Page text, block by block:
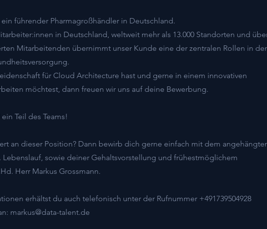
führender Pharmagroßhändler in Deutschland.
in Deutschland, weltweit mehr als 13.000 Standorten und
Mitarbeitenden übernimmt unser Kunde eine der zentralen Rollen in der
für Cloud Architecture hast und gerne in einem innovativen
möchtest, dann freuen wir uns auf deine Bewerbung.
Teil des Teams!
an dieser Position? Dann bewirb dich gerne einfach mit dem
Lebenslauf, sowie deiner Gehaltsvorstellung und frühestmöglichem
Herr Markus Grossmann.
erhältst du auch telefonisch unter der Rufnummer +491739504928
markus@data-talent.de